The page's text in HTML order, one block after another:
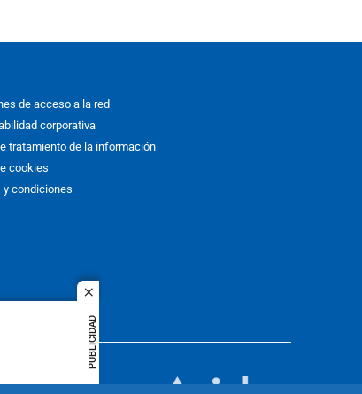
close
PUBLICIDAD
de acceso a la red
corporativa
tratamiento de la información
cookies
y condiciones